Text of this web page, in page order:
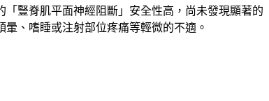
豎脊肌平面神經阻斷」安全性高，尚未發現顯著的
、嗜睡或注射部位疼痛等輕微的不適。